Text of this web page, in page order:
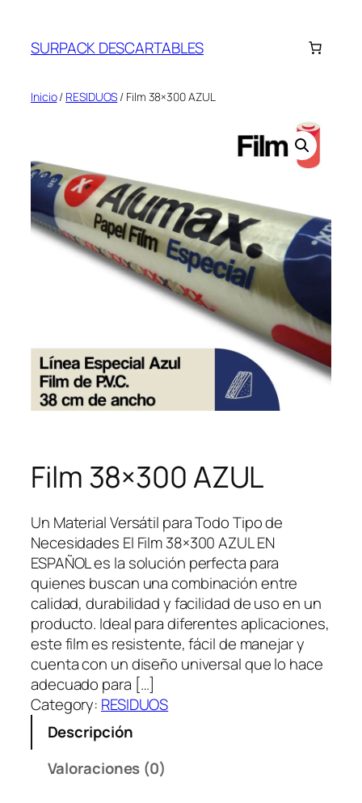
contenido
SURPACK DESCARTABLES
Inicio/ RESIDUOS / Film 38×300 AZUL
Film 38×300 AZUL
Un Material Versátil para Todo Tipo de
Necesidades El Film 38×300 AZUL EN
ESPAÑOL es la solución perfecta para
quienes buscan una combinación entre
calidad, durabilidad y facilidad de uso en un
producto. Ideal para diferentes aplicaciones,
este film es resistente, fácil de manejar y
cuenta con un diseño universal que lo hace
adecuado para […]
Category: RESIDUOS
Descripción
Valoraciones (0)